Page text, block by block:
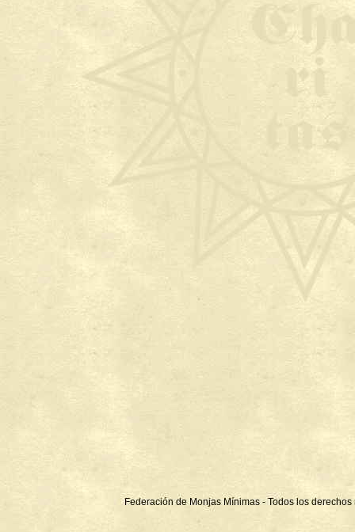
Federación de Monjas Mínimas - Todos los